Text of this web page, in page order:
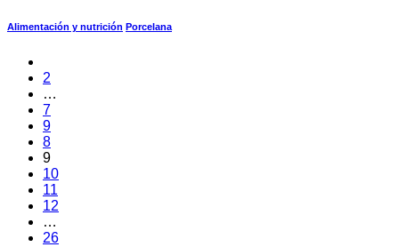
Alimentación y nutrición Porcelana
2
…
7
9
8
9
10
11
12
…
26